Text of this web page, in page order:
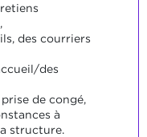
des courriers
des
de congé,
à
structure.